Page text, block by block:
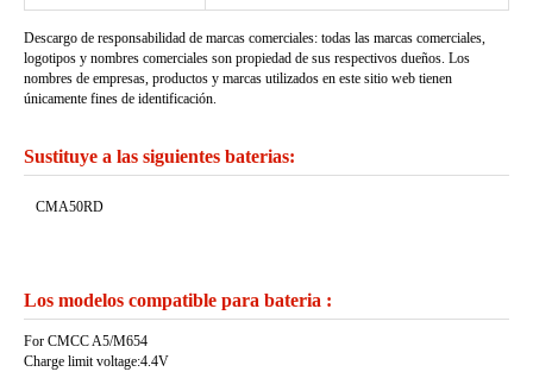
Descargo de responsabilidad de marcas comerciales: todas las marcas comerciales,
logotipos y nombres comerciales son propiedad de sus respectivos dueños. Los
nombres de empresas, productos y marcas utilizados en este sitio web tienen
únicamente fines de identificación.
Sustituye a las siguientes baterias:
CMA50RD
Los modelos compatible para bateria :
For CMCC A5/M654
Charge limit voltage:4.4V